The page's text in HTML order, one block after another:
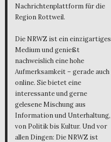
Nachrichtenplattform für die
Region Rottweil.
Die NRWZ ist ein einzigartiges
Medium und genießt
nachweislich eine hohe
Aufmerksamkeit – gerade auch
online. Sie bietet eine
interessante und gerne
gelesene Mischung aus
Information und Unterhaltung,
von Politik bis Kultur. Und vor
allen Dingen: Die NRWZ ist